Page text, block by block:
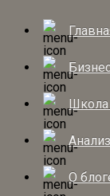
Школа
О